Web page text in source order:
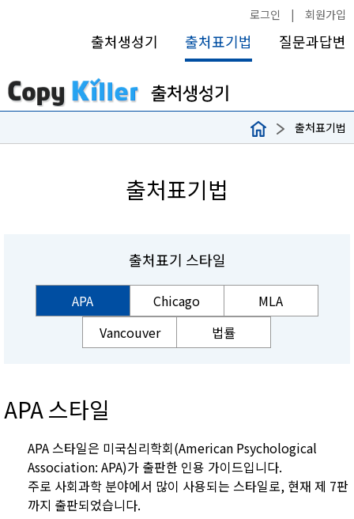
로그인 | 회원가입
출처생성기 출처표기법 질문과답변
출처표기법
출처표기법
출처표기 스타일
APA Chicago
MLA
Vancouver
법률
APA 스타일
APA 스타일은 미국심리학회(American Psychological
Association: APA)가 출판한 인용 가이드입니다.
주로 사회과학 분야에서 많이 사용되는 스타일로, 현재 제 7판
까지 출판되었습니다.